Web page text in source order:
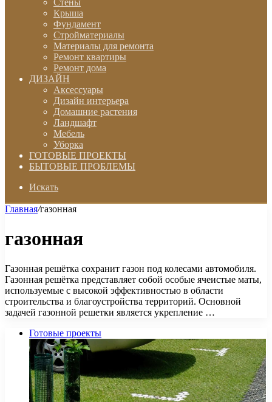
Стены
Крыша
Фундамент
Стройматериалы
Материалы для ремонта
Ремонт квартиры
Ремонт дома
ДИЗАЙН
Аксессуары
Дизайн интерьера
Домашние растения
Ландшафт
Мебель
Уборка
ГОТОВЫЕ ПРОЕКТЫ
БЫТОВЫЕ ПРОБЛЕМЫ
Искать
Главная/газонная
газонная
Газонная решётка сохранит газон под колесами автомобиля.
Газонная решётка представляет собой особые ячеистые маты,
используемые с высокой эффективностью в области
строительства и благоустройства территорий. Основной
задачей газонной решетки является укрепление …
Готовые проекты